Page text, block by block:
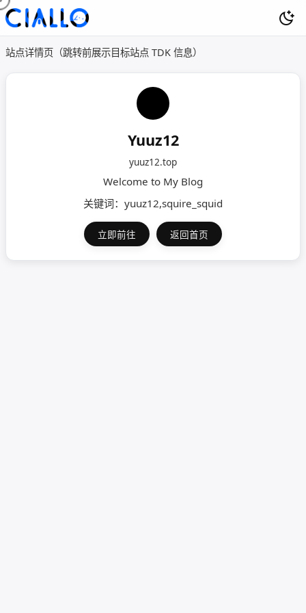
站点详情页（跳转前展示目标站点 TDK 信息）
Yuuz12
yuuz12.top
Welcome to My Blog
关键词：yuuz12,squire_squid
立即前往 返回首页